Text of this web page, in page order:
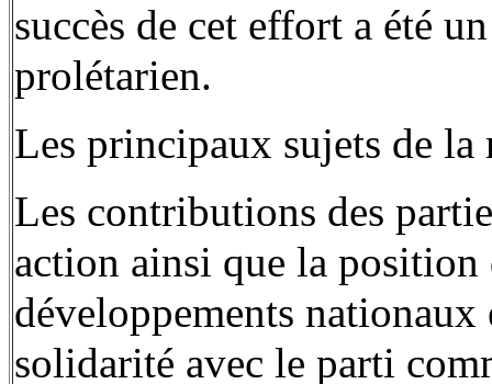
succès de cet effort a été
prolétarien.
Les principaux sujets de la
Les contributions des
action ainsi que la
développements
solidarité avec le parti